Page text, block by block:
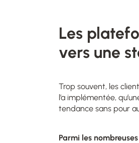
Les
vers une
Trop souvent, les
l’a implémentée,
tendance sans pour
Parmi les